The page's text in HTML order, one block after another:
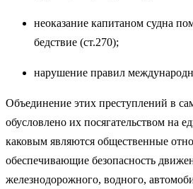
неоказание капитаном судна
бедствие (ст.270);
нарушение правил
Объединение этих преступлений в
обусловлено их посягательством на
каковым являются общественные
обеспечивающие безопасность
железнодорожного, водного,